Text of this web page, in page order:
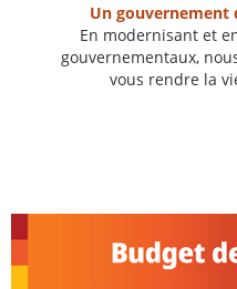
Un
En modernisant et
gouvernementaux,
vous rendre la